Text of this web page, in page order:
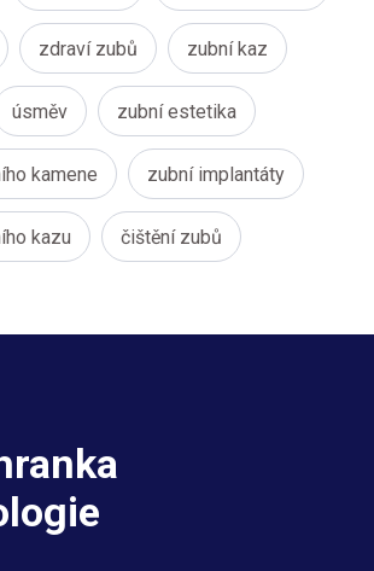
zdraví zubů zubní kaz
úsměv zubní estetika
kamene zubní implantáty
kazu čištění zubů